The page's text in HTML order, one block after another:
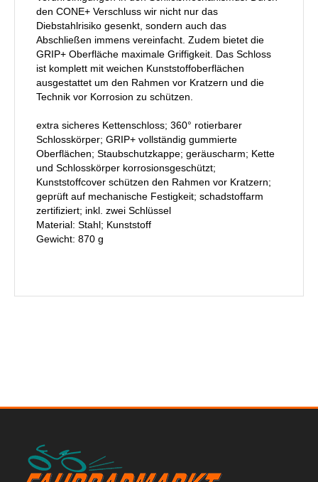
den CONE+ Verschluss wir nicht nur das
Diebstahlrisiko gesenkt, sondern auch das
Abschließen immens vereinfacht. Zudem bietet die
GRIP+ Oberfläche maximale Griffigkeit. Das Schloss
ist komplett mit weichen Kunststoffoberflächen
ausgestattet um den Rahmen vor Kratzern und die
Technik vor Korrosion zu schützen.
extra sicheres Kettenschloss; 360° rotierbarer
Schlosskörper; GRIP+ vollständig gummierte
Oberflächen; Staubschutzkappe; geräuscharm; Kette
und Schlosskörper korrosionsgeschützt;
Kunststoffcover schützen den Rahmen vor Kratzern;
geprüft auf mechanische Festigkeit; schadstoffarm
zertifiziert; inkl. zwei Schlüssel
Material: Stahl; Kunststoff
Gewicht: 870 g